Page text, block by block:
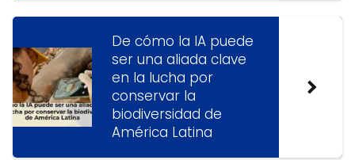
De cómo la IA puede
ser una aliada clave
en la lucha por
conservar la
biodiversidad de
América Latina